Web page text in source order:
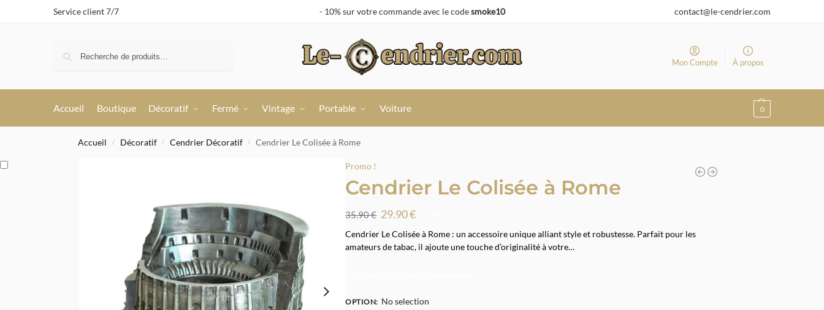
Service client 7/7 - 10% sur votre commande avec le codesmoke10 contact@le-cendrier.com
Mon Compte À propos
Accueil Boutique Décoratif Fermé Vintage Portable Voiture 0
Accueil / Décoratif / Cendrier Décoratif / Cendrier Le Colisée à Rome
Promo !
Cendrier Le Colisée à Rome
35.90€ 29.90€
Cendrier Le Colisée à Rome : un accessoire unique alliant style et robustesse. Parfait pour les
amateurs de tabac, il ajoute une touche d’originalité à votre…
OPTION: No selection